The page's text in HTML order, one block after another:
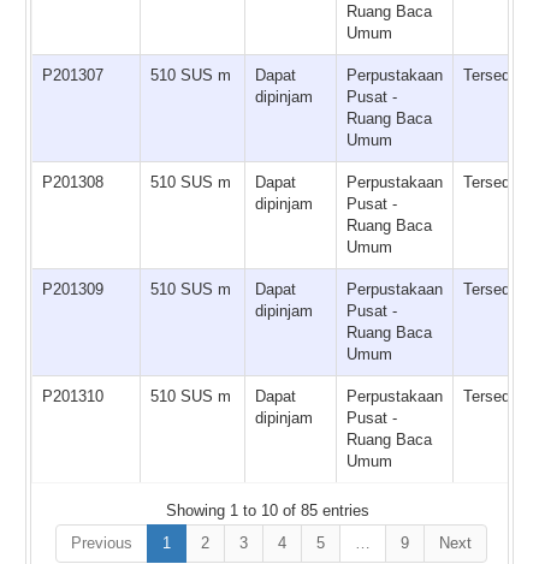
Ruang Baca
Umum
P201307 510 SUS m
Dapat
dipinjam
Perpustakaan
Pusat -
Ruang Baca
Umum
Tersedia
P201308 510 SUS m
Dapat
dipinjam
Perpustakaan
Pusat -
Ruang Baca
Umum
Tersedia
P201309 510 SUS m
Dapat
dipinjam
Perpustakaan
Pusat -
Ruang Baca
Umum
Tersedia
P201310 510 SUS m
Dapat
dipinjam
Perpustakaan
Pusat -
Ruang Baca
Umum
Tersedia
Showing 1 to 10 of 85 entries
Previous
1 2 3 4 5 … 9 Next